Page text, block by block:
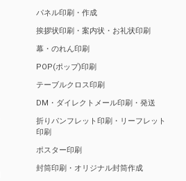
パネル印刷・作成
挨拶状印刷・案内状・お礼状印刷
幕・のれん印刷
POP(ポップ)印刷
テーブルクロス印刷
DM・ダイレクトメール印刷・発送
折りパンフレット印刷・リーフレット
印刷
ポスター印刷
封筒印刷・オリジナル封筒作成